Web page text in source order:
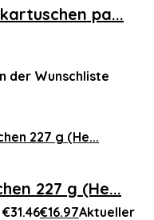
pa...
der Wunschliste
227 g (He...
€16.97Aktueller